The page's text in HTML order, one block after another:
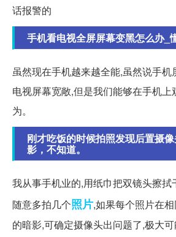
话报警的
手机看电视全屏屏幕变黑怎么办_
虽然现在手机越来越全能,虽然说手
电视屏幕宽敞,但是我们能够在手机
为。
刚才吃饭的时候拍照发现后置摄
影，不知道。
我从事手机业的,用纸巾把双镜头擦拭
随意多拍几个照片,如果每个照片在
的暗影,可确定摄像头出问题了,极大